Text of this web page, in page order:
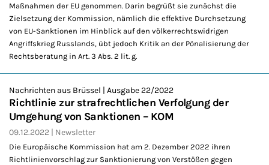
Maßnahmen der EU genommen. Darin begrüßt sie zunächst die
Zielsetzung der Kommission, nämlich die effektive Durchsetzung
von EU-Sanktionen im Hinblick auf den völkerrechtswidrigen
Angriffskrieg Russlands, übt jedoch Kritik an der Pönalisierung der
Rechtsberatung in Art. 3 Abs. 2 lit. g.
Nachrichten aus Brüssel | Ausgabe 22/2022
Richtlinie zur strafrechtlichen Verfolgung der
Umgehung von Sanktionen – KOM
09.12.2022 Newsletter
Die Europäische Kommission hat am 2. Dezember 2022 ihren
Richtlinienvorschlag zur Sanktionierung von Verstößen gegen